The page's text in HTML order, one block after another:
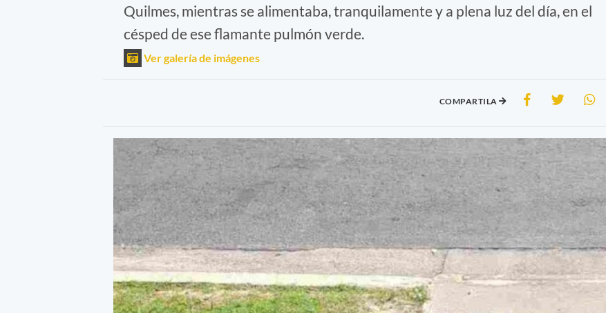
Quilmes, mientras se alimentaba, tranquilamente y a plena luz del día, en el
césped de ese flamante pulmón verde.
Ver galería de imágenes
COMPARTILA